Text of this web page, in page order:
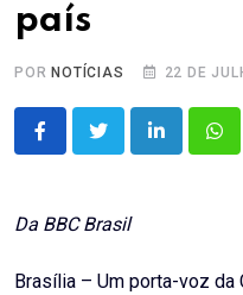
país
POR NOTÍCIAS 22 DE
LinkedIn
Da BBC Brasil
Brasília – Um porta-voz da